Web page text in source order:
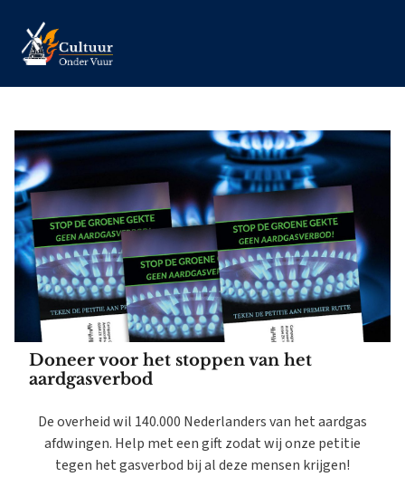
Doneer voor het stoppen van het
aardgasverbod
De overheid wil 140.000 Nederlanders van het aardgas
afdwingen. Help met een gift zodat wij onze petitie
tegen het gasverbod bij al deze mensen krijgen!